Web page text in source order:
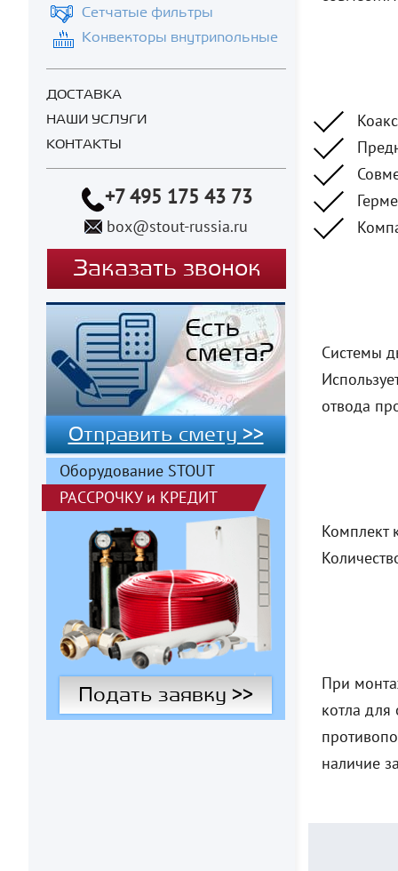
Сетчатые фильтры
Конвекторы внутрипольные
ДОСТАВКА
НАШИ УСЛУГИ
КОНТАКТЫ
+7 495 175 43 73
box@stout-russia.ru
Заказать звонок
Отправить смету >>
Оборудование STOUT
РАССРОЧКУи КРЕДИТ
Подать заявку >>
Системы
отвода
Комплект
При
котла для
наличие